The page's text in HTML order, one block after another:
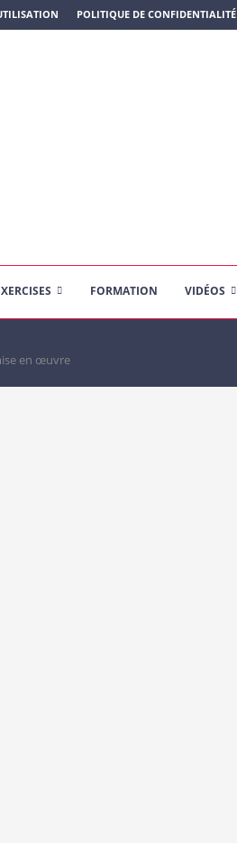
POLITIQUE DE CONFIDENTIALITÉ
FORMATION VIDÉOS
en œuvre